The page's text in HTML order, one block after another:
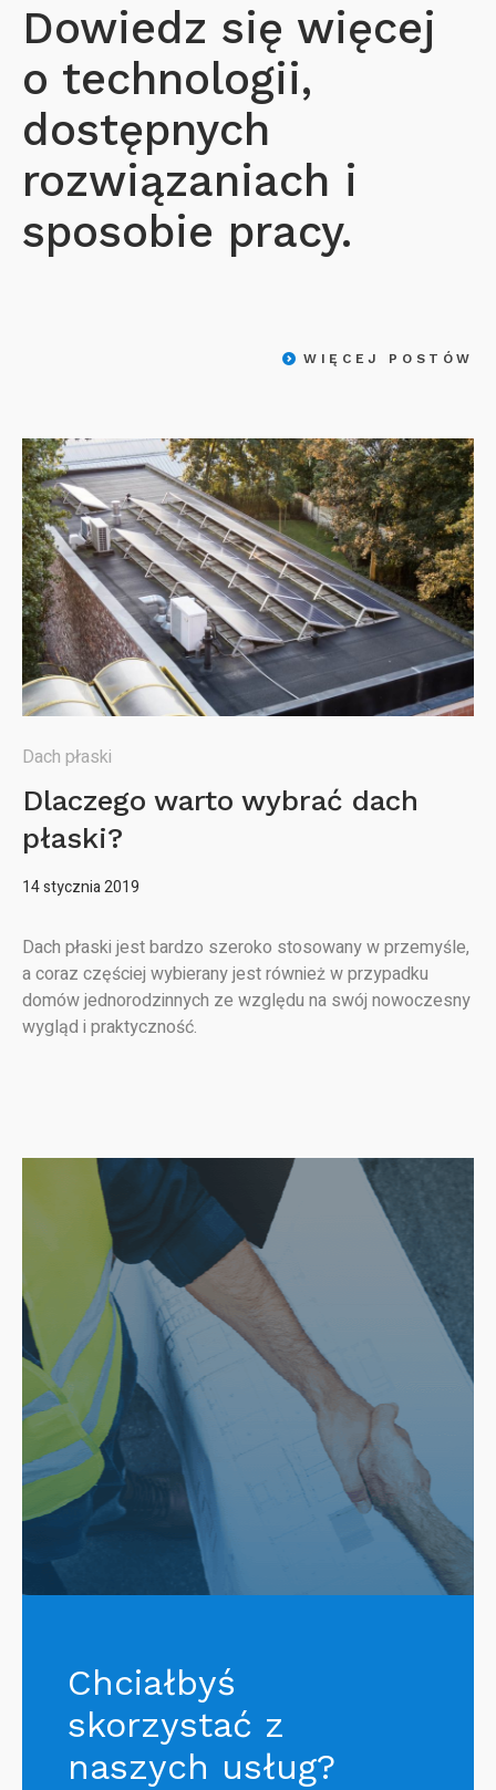
Dowiedz się więcej
o technologii,
dostępnych
rozwiązaniach i
sposobie pracy.
WIĘCEJ POSTÓW
Dach płaski
Dlaczego warto wybrać dach
płaski?
14 stycznia 2019
Dach płaski jest bardzo szeroko stosowany w przemyśle,
a coraz częściej wybierany jest również w przypadku
domów jednorodzinnych ze względu na swój nowoczesny
wygląd i praktyczność.
Chciałbyś
skorzystać z
naszych usług?